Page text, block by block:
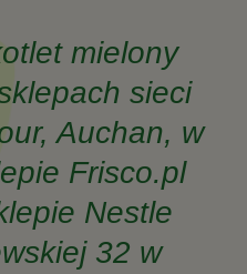
mielony
sieci
Auchan, w
Frisco.pl
Nestle
32 w